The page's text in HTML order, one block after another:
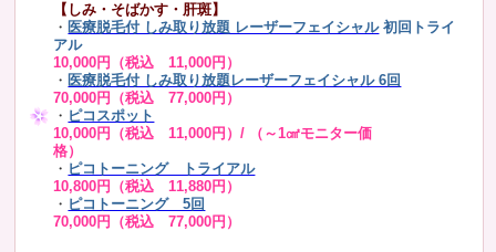
【しみ・そばかす・肝斑】
・ 医療脱毛付 しみ取り放題 レーザーフェイシャル 初回トライ
アル
10,000円（税込 11,000円）
・ 医療脱毛付 しみ取り放題レーザーフェイシャル 6回
70,000円（税込 77,000円）
・ ピコスポット
10,000円（税込 11,000円）/ （～1㎠モニター価
格）
・ ピコトーニング トライアル
10,800円（税込 11,880円）
・ ピコトーニング 5回
70,000円（税込 77,000円）